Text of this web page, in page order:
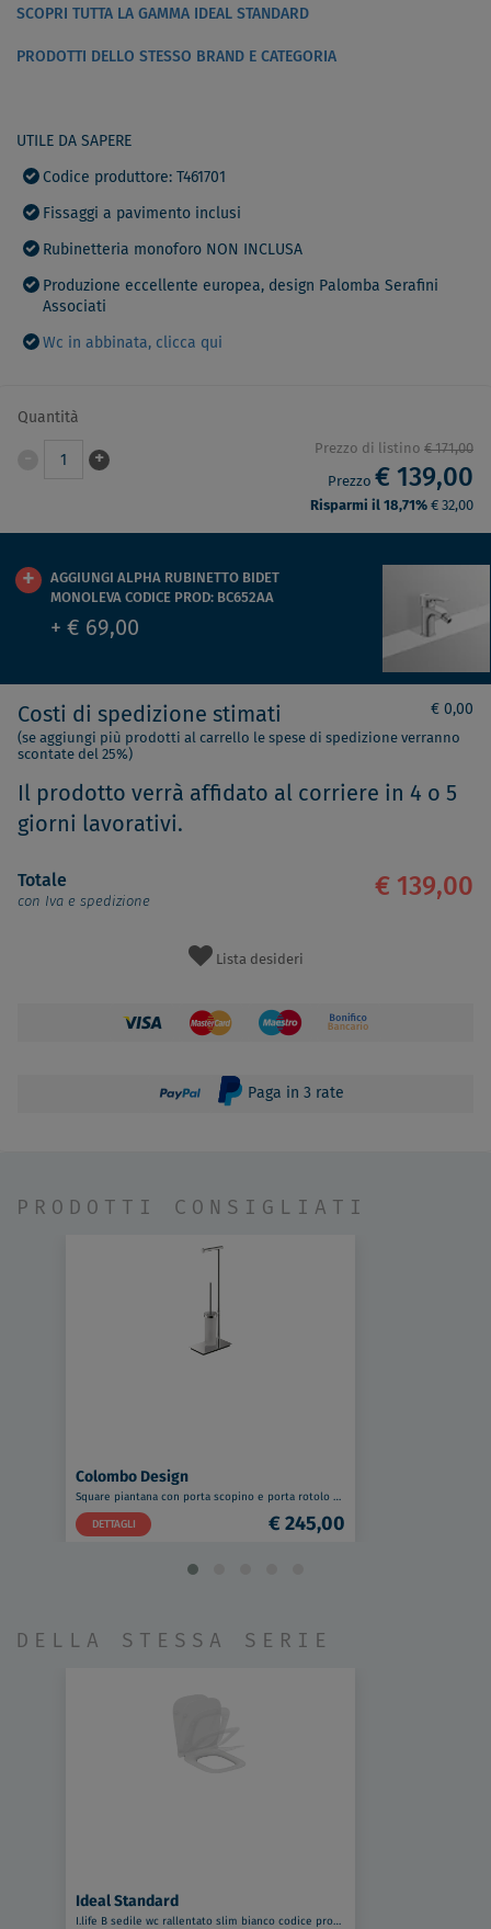
SCOPRI TUTTA LA GAMMA IDEAL STANDARD
PRODOTTI DELLO STESSO BRAND E CATEGORIA
UTILE DA SAPERE
Codice produttore: T461701
Fissaggi a pavimento inclusi
Rubinetteria monoforo NON INCLUSA
Produzione eccellente europea, design Palomba Serafini
Associati
Wc in abbinata, clicca qui
Quantità
1 +
Prezzo di listino € 171,00
Prezzo € 139,00
Risparmi il 18,71% € 32,00
AGGIUNGI ALPHA RUBINETTO BIDET
MONOLEVA CODICE PROD: BC652AA
+ € 69,00
Costi di spedizione stimati € 0,00
(se aggiungi più prodotti al carrello le spese di spedizione verranno
scontate del 25%)
Il prodotto verrà affidato al corriere in 4 o 5
giorni lavorativi.
Totale
con Iva e spedizione
€ 139,00
Lista desideri
Paga in 3 rate
PRODOTTI CONSIGLIATI
Colombo Design
Square piantana con porta scopino e porta rotolo cromata codice prod: B99040CR
DETTAGLI
€ 245,00
DELLA STESSA SERIE
Ideal Standard
I.life B sedile wc rallentato slim bianco codice prod: T500301